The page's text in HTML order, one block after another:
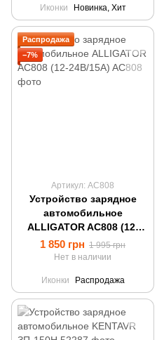
Иконки Новинка, Хит
Распродажа
−7%
Артикул: AC808
Устройство зарядное
автомобильное
ALLIGATOR AC808 (12-
24В/15А)
1 850 грн 1 995 грн
Нет в наличии
Иконки Распродажа